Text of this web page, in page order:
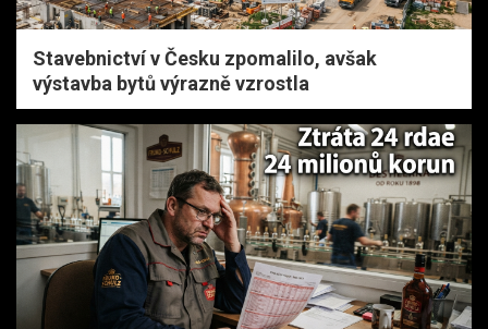
Stavebnictví v Česku zpomalilo, avšak
výstavba bytů výrazně vzrostla